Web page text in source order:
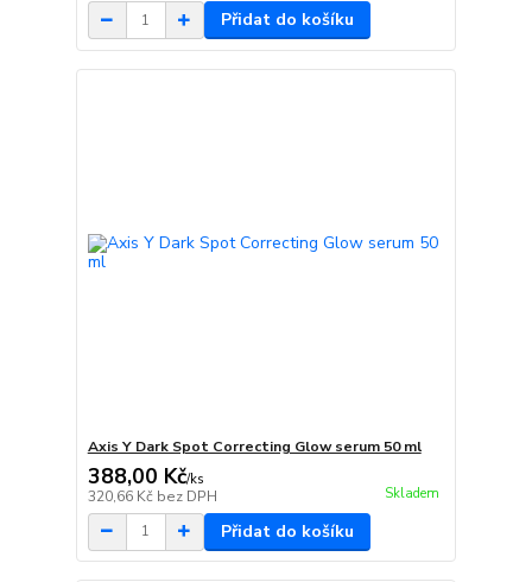
Přidat do košíku
Axis Y Dark Spot Correcting Glow serum 50 ml
388,00 Kč/ks
320,66 Kč bez DPH Skladem
Přidat do košíku